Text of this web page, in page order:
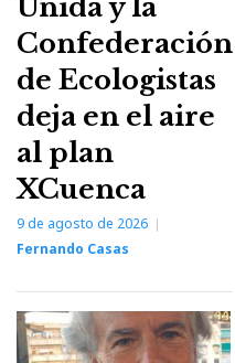
Unida y la
Confederación
de Ecologistas
deja en el aire
al plan
XCuenca
9 de agosto de 2026
Fernando Casas